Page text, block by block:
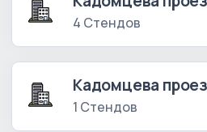
4 Стендов
Кадомцева
1 Стендов